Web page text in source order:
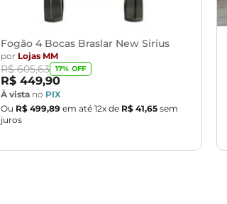
Fogão 4 Bocas Braslar New Sirius
por Lojas MM
R$ 605,63 17% OFF
R$ 449,90
À vista no PIX
Ou R$ 499,89 em até 12x de R$ 41,65 sem
juros